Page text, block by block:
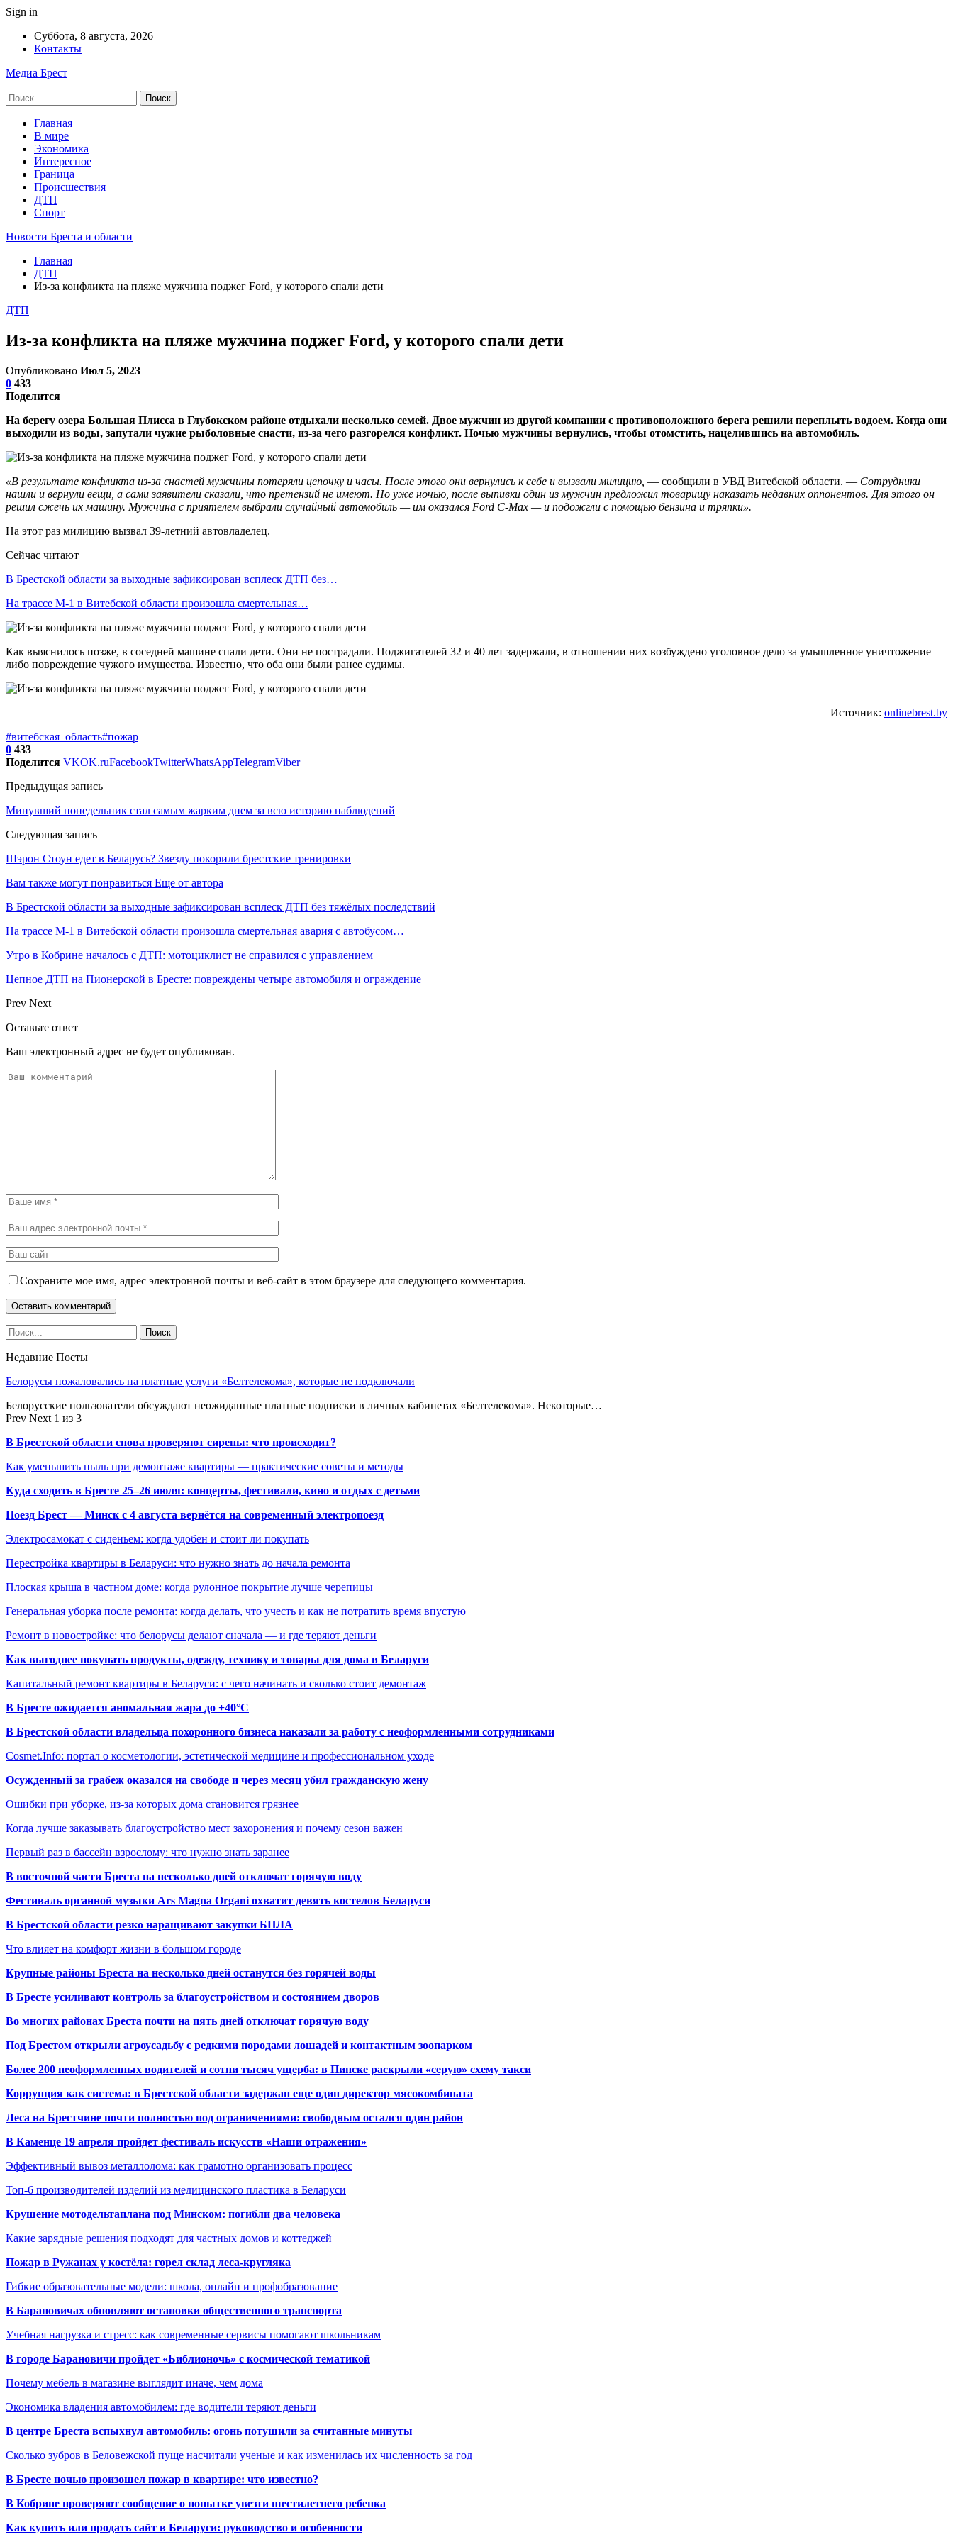
Sign in
Суббота, 8 августа, 2026
Контакты
Медиа Брест
Главная
В мире
Экономика
Интересное
Граница
Происшествия
ДТП
Спорт
Новости Бреста и области
Главная
ДТП
Из-за конфликта на пляже мужчина поджег Ford, у которого спали дети
ДТП
Из-за конфликта на пляже мужчина поджег Ford, у которого спали дети
Опубликовано Июл 5, 2023
0 433
Поделится
На берегу озера Большая Плисса в Глубокском районе отдыхали несколько семей. Двое мужчин из другой компании с противоположного берега решили переплыть водоем. Когда они
выходили из воды, запутали чужие рыболовные снасти, из-за чего разгорелся конфликт. Ночью мужчины вернулись, чтобы отомстить, нацелившись на автомобиль.
«В результате конфликта из-за снастей мужчины потеряли цепочку и часы. После этого они вернулись к себе и вызвали милицию, — сообщили в УВД Витебской области. — Сотрудники
нашли и вернули вещи, а сами заявители сказали, что претензий не имеют. Но уже ночью, после выпивки один из мужчин предложил товарищу наказать недавних оппонентов. Для этого он
решил сжечь их машину. Мужчина с приятелем выбрали случайный автомобиль — им оказался Ford C-Max — и подожгли с помощью бензина и тряпки».
На этот раз милицию вызвал 39-летний автовладелец.
Сейчас читают
В Брестской области за выходные зафиксирован всплеск ДТП без…
На трассе М-1 в Витебской области произошла смертельная…
Как выяснилось позже, в соседней машине спали дети. Они не пострадали. Поджигателей 32 и 40 лет задержали, в отношении них возбуждено уголовное дело за умышленное уничтожение
либо повреждение чужого имущества. Известно, что оба они были ранее судимы.
Источник: onlinebrest.by
#витебская_область#пожар
0 433
Поделится VKOK.ruFacebookTwitterWhatsAppTelegramViber
Предыдущая запись
Минувший понедельник стал самым жарким днем за всю историю наблюдений
Следующая запись
Шэрон Стоун едет в Беларусь? Звезду покорили брестские тренировки
Вам также могут понравиться Еще от автора
В Брестской области за выходные зафиксирован всплеск ДТП без тяжёлых последствий
На трассе М-1 в Витебской области произошла смертельная авария с автобусом…
Утро в Кобрине началось с ДТП: мотоциклист не справился с управлением
Цепное ДТП на Пионерской в Бресте: повреждены четыре автомобиля и ограждение
Prev Next
Оставьте ответ
Ваш электронный адрес не будет опубликован.
Сохраните мое имя, адрес электронной почты и веб-сайт в этом браузере для следующего комментария.
Недавние Посты
Белорусы пожаловались на платные услуги «Белтелекома», которые не подключали
Белорусские пользователи обсуждают неожиданные платные подписки в личных кабинетах «Белтелекома». Некоторые…
Prev Next 1 из 3
В Брестской области снова проверяют сирены: что происходит?
Как уменьшить пыль при демонтаже квартиры — практические советы и методы
Куда сходить в Бресте 25–26 июля: концерты, фестивали, кино и отдых с детьми
Поезд Брест — Минск с 4 августа вернётся на современный электропоезд
Электросамокат с сиденьем: когда удобен и стоит ли покупать
Перестройка квартиры в Беларуси: что нужно знать до начала ремонта
Плоская крыша в частном доме: когда рулонное покрытие лучше черепицы
Генеральная уборка после ремонта: когда делать, что учесть и как не потратить время впустую
Ремонт в новостройке: что белорусы делают сначала — и где теряют деньги
Как выгоднее покупать продукты, одежду, технику и товары для дома в Беларуси
Капитальный ремонт квартиры в Беларуси: с чего начинать и сколько стоит демонтаж
В Бресте ожидается аномальная жара до +40°C
В Брестской области владельца похоронного бизнеса наказали за работу с неоформленными сотрудниками
Cosmet.Info: портал о косметологии, эстетической медицине и профессиональном уходе
Осужденный за грабеж оказался на свободе и через месяц убил гражданскую жену
Ошибки при уборке, из-за которых дома становится грязнее
Когда лучше заказывать благоустройство мест захоронения и почему сезон важен
Первый раз в бассейн взрослому: что нужно знать заранее
В восточной части Бреста на несколько дней отключат горячую воду
Фестиваль органной музыки Ars Magna Organi охватит девять костелов Беларуси
В Брестской области резко наращивают закупки БПЛА
Что влияет на комфорт жизни в большом городе
Крупные районы Бреста на несколько дней останутся без горячей воды
В Бресте усиливают контроль за благоустройством и состоянием дворов
Во многих районах Бреста почти на пять дней отключат горячую воду
Под Брестом открыли агроусадьбу с редкими породами лошадей и контактным зоопарком
Более 200 неоформленных водителей и сотни тысяч ущерба: в Пинске раскрыли «серую» схему такси
Коррупция как система: в Брестской области задержан еще один директор мясокомбината
Леса на Брестчине почти полностью под ограничениями: свободным остался один район
В Каменце 19 апреля пройдет фестиваль искусств «Наши отражения»
Эффективный вывоз металлолома: как грамотно организовать процесс
Топ-6 производителей изделий из медицинского пластика в Беларуси
Крушение мотодельтаплана под Минском: погибли два человека
Какие зарядные решения подходят для частных домов и коттеджей
Пожар в Ружанах у костёла: горел склад леса-кругляка
Гибкие образовательные модели: школа, онлайн и профобразование
В Барановичах обновляют остановки общественного транспорта
Учебная нагрузка и стресс: как современные сервисы помогают школьникам
В городе Барановичи пройдет «Библионочь» с космической тематикой
Почему мебель в магазине выглядит иначе, чем дома
Экономика владения автомобилем: где водители теряют деньги
В центре Бреста вспыхнул автомобиль: огонь потушили за считанные минуты
Сколько зубров в Беловежской пуще насчитали ученые и как изменилась их численность за год
В Бресте ночью произошел пожар в квартире: что известно?
В Кобрине проверяют сообщение о попытке увезти шестилетнего ребенка
Как купить или продать сайт в Беларуси: руководство и особенности